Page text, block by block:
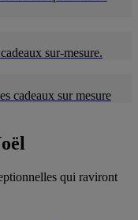
sur-mesure.
cadeaux sur mesure
qui raviront